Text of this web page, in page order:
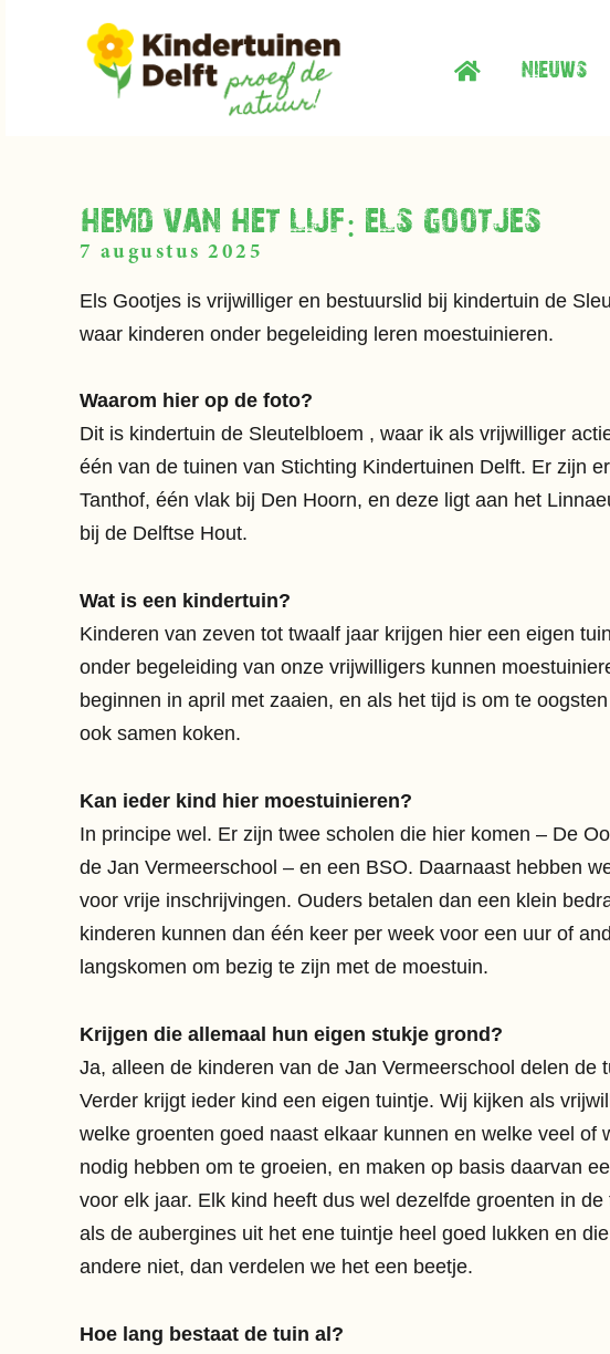
nieuws
hemd van het lijf: els gootjes
7 augustus 2025
Els Gootjes is vrijwilliger en bestuurslid bij kindertuin de
waar kinderen onder begeleiding leren moestuinieren.
Waarom hier op de foto?
Dit is kindertuin de Sleutelbloem , waar ik als vrijwilliger
één van de tuinen van Stichting Kindertuinen Delft. Er zijn
Tanthof, één vlak bij Den Hoorn, en deze ligt aan het
bij de Delftse Hout.
Wat is een kindertuin?
Kinderen van zeven tot twaalf jaar krijgen hier een eigen
onder begeleiding van onze vrijwilligers kunnen
beginnen in april met zaaien, en als het tijd is om te
ook samen koken.
Kan ieder kind hier moestuinieren?
In principe wel. Er zijn twee scholen die hier komen – De
de Jan Vermeerschool – en een BSO. Daarnaast hebben
voor vrije inschrijvingen. Ouders betalen dan een klein
kinderen kunnen dan één keer per week voor een uur of
langskomen om bezig te zijn met de moestuin.
Krijgen die allemaal hun eigen stukje grond?
Ja, alleen de kinderen van de Jan Vermeerschool delen de
Verder krijgt ieder kind een eigen tuintje. Wij kijken als
welke groenten goed naast elkaar kunnen en welke veel of
nodig hebben om te groeien, en maken op basis daarvan
voor elk jaar. Elk kind heeft dus wel dezelfde groenten in de
als de aubergines uit het ene tuintje heel goed lukken en
andere niet, dan verdelen we het een beetje.
Hoe lang bestaat de tuin al?